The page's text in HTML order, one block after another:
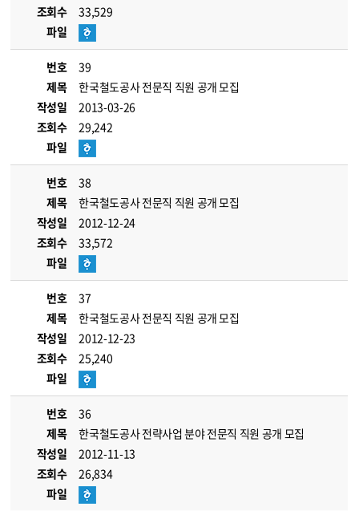
조회수
33,529
파일
번호
39
제목
한국철도공사 전문직 직원 공개 모집
작성일
2013-03-26
조회수
29,242
파일
번호
38
제목
한국철도공사 전문직 직원 공개 모집
작성일
2012-12-24
조회수
33,572
파일
번호
37
제목
한국철도공사 전문직 직원 공개 모집
작성일
2012-12-23
조회수
25,240
파일
번호
36
제목
한국철도공사 전략사업 분야 전문직 직원 공개 모집
작성일
2012-11-13
조회수
26,834
파일